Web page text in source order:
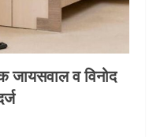
जायसवाल व विनोद